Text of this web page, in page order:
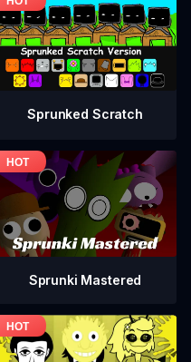
Sprunked Scratch
Sprunki Mastered